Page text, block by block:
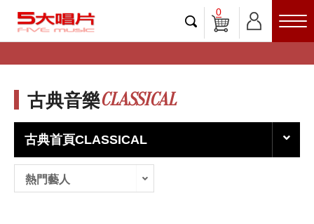
0
古典音樂CLASSICAL
古典首頁CLASSICAL
熱門藝人